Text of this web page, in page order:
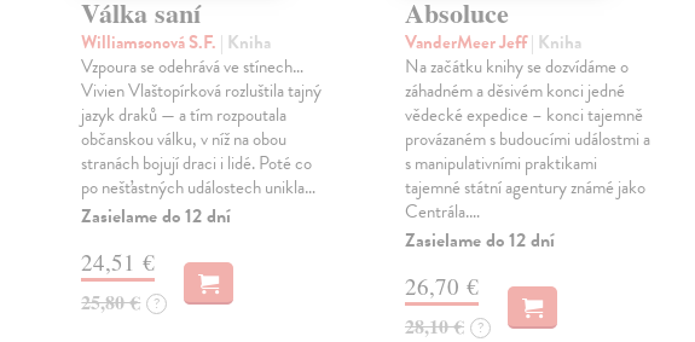
Válka saní
Williamsonová S.F. | Kniha
Vzpoura se odehrává ve stínech…
Vivien Vlaštopírková rozluštila tajný
jazyk draků — a tím rozpoutala
občanskou válku, v níž na obou
stranách bojují draci i lidé. Poté co
po nešťastných událostech unikla…
Zasielame do 12 dní
24,51 €
25,80 € ?
Absoluce
VanderMeer Jeff| Kniha
Na začátku knihy se dozvídáme o
záhadném a děsivém konci jedné
vědecké expedice – konci tajemně
provázaném s budoucími událostmi a
s manipulativními praktikami
tajemné státní agentury známé jako
Centrála.…
Zasielame do 12 dní
26,70 €
28,10 € ?